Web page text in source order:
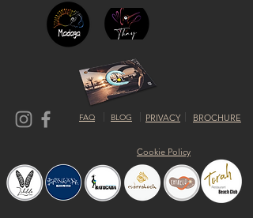
FAQ BLOG PRIVACY BROCHURE
Cookie Policy